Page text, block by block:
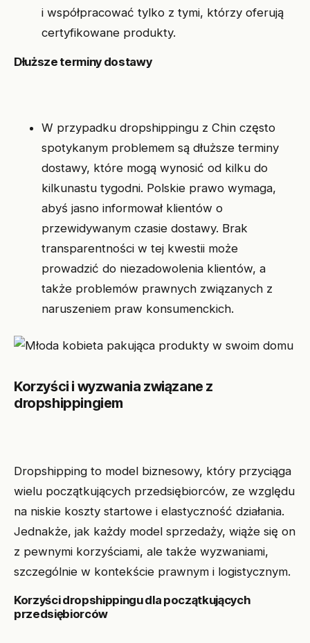
i współpracować tylko z tymi, którzy oferują
certyfikowane produkty.
Dłuższe terminy dostawy
W przypadku dropshippingu z Chin często
spotykanym problemem są dłuższe terminy
dostawy, które mogą wynosić od kilku do
kilkunastu tygodni. Polskie prawo wymaga,
abyś jasno informował klientów o
przewidywanym czasie dostawy. Brak
transparentności w tej kwestii może
prowadzić do niezadowolenia klientów, a
także problemów prawnych związanych z
naruszeniem praw konsumenckich.
Korzyści i wyzwania związane z
dropshippingiem
Dropshipping to model biznesowy, który przyciąga
wielu początkujących przedsiębiorców, ze względu
na niskie koszty startowe i elastyczność działania.
Jednakże, jak każdy model sprzedaży, wiąże się on
z pewnymi korzyściami, ale także wyzwaniami,
szczególnie w kontekście prawnym i logistycznym.
Korzyści dropshippingu dla początkujących
przedsiębiorców